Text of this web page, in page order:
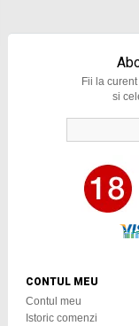
Fii la
si
CONTUL MEU
Contul meu
Istoric comenzi